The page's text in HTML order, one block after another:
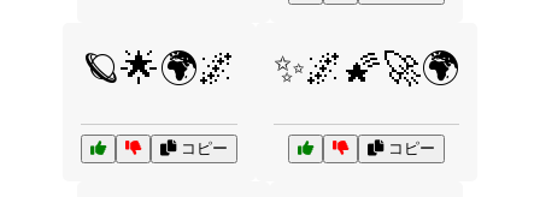
🪐🌟🌍🌌
コピー
✨🌌🌠🚀🌍
コピー